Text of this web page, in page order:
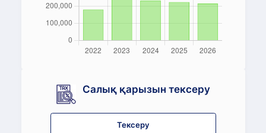
Салық қарызын тексеру
Тексеру